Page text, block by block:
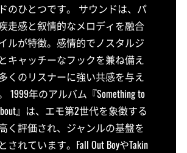
のひとつです。 サウンドは、パ
走感と叙情的なメロディを融合
ルが特徴。感情的でノスタルジ
キャッチーなフックを兼ね備え
くのリスナーに強い共感を与え
1999年のアルバム『Something to
』は、エモ第2世代を象徴する
く評価され、ジャンルの基盤を
されています。Fall Out BoyやTakin